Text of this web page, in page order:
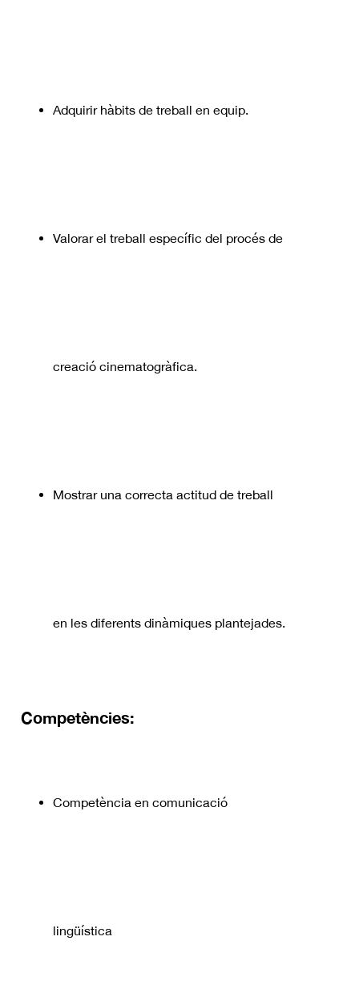
Adquirir hàbits de treball en equip.
Valorar el treball específic del procés de
creació cinematogràfica.
Mostrar una correcta actitud de treball
en les diferents dinàmiques plantejades.
Competències:
Competència en comunicació
lingüística